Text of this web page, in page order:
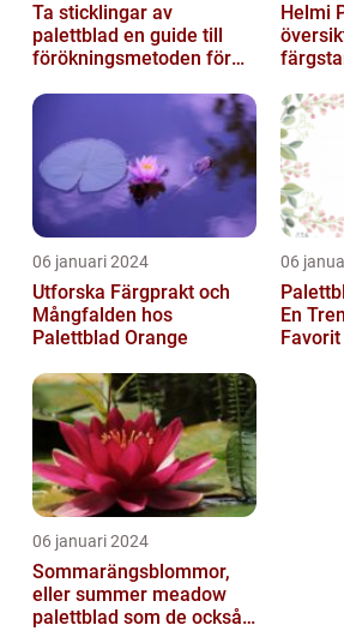
Ta sticklingar av
palettblad en guide till
förökningsmetoden för
Helmi
06 januari 2024
Utforska Färgprakt och
Mångfalden hos
Palettblad Orange
06
En
06 januari 2024
Sommarängsblommor,
eller summer meadow
palettblad som de också